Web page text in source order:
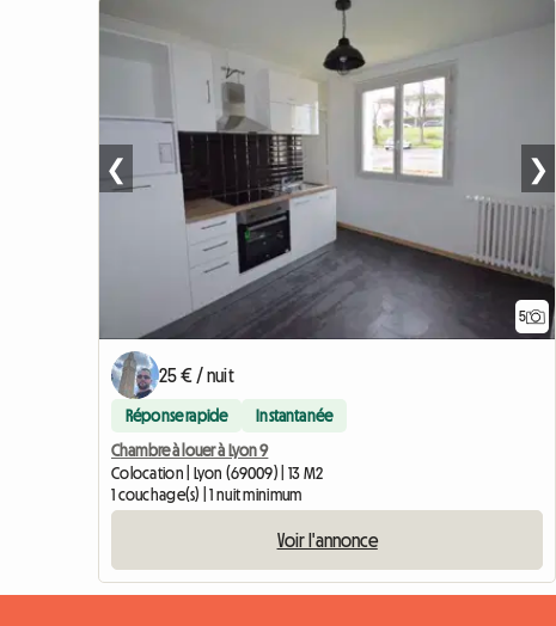
5
❮ ❯
25 € / nuit
Réponse rapide Instantanée
Chambre à louer à Lyon 9
Colocation | Lyon (69009) | 13 M2
1 couchage(s) | 1 nuit minimum
Voir l'annonce